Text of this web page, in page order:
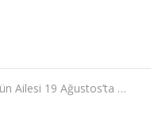
Ailesi 19 Ağustos’ta …